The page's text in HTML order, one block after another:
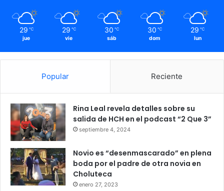
29 ℃
jue
29 ℃
vie
30 ℃
sáb
30 ℃
dom
29 ℃
lun
Popular Reciente
Rina Leal revela detalles sobre su
salida de HCH en el podcast “2 Que 3”
septiembre 4, 2024
Novio es “desenmascarado” en plena
boda por el padre de otra novia en
Choluteca
enero 27, 2023